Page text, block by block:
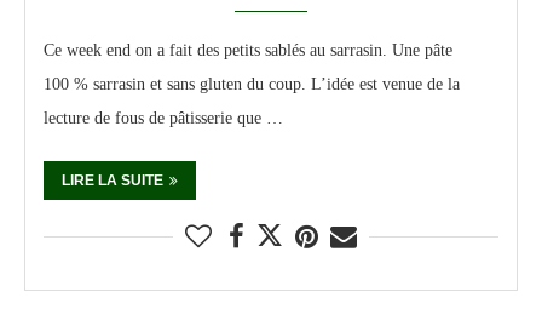
Ce week end on a fait des petits sablés au sarrasin. Une pâte
100 % sarrasin et sans gluten du coup. L’idée est venue de la
lecture de fous de pâtisserie que …
LIRE LA SUITE